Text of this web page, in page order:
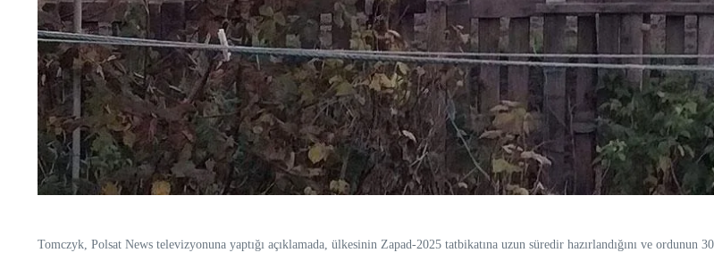
Tomczyk, Polsat News televizyonuna yaptığı açıklamada, ülkesinin Zapad-2025 tatbikatına uzun süredir hazırlandığını ve